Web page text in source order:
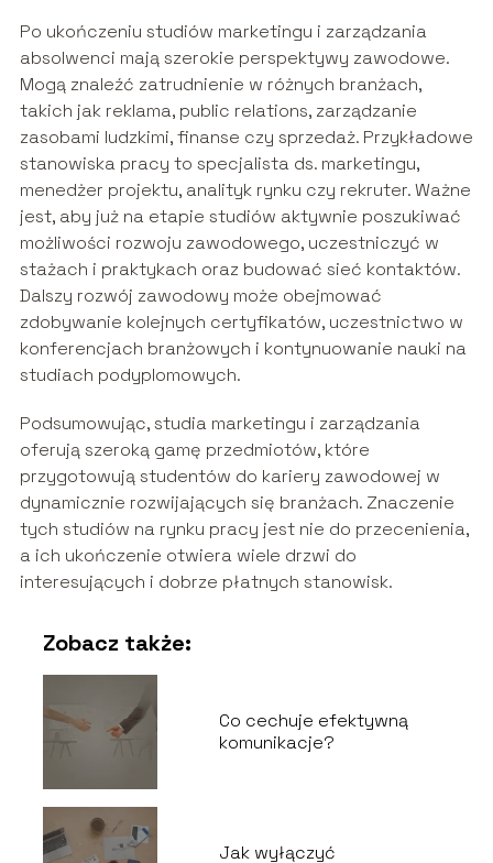
Po ukończeniu studiów marketingu i zarządzania
absolwenci mają szerokie perspektywy zawodowe.
Mogą znaleźć zatrudnienie w różnych branżach,
takich jak reklama, public relations, zarządzanie
zasobami ludzkimi, finanse czy sprzedaż. Przykładowe
stanowiska pracy to specjalista ds. marketingu,
menedżer projektu, analityk rynku czy rekruter. Ważne
jest, aby już na etapie studiów aktywnie poszukiwać
możliwości rozwoju zawodowego, uczestniczyć w
stażach i praktykach oraz budować sieć kontaktów.
Dalszy rozwój zawodowy może obejmować
zdobywanie kolejnych certyfikatów, uczestnictwo w
konferencjach branżowych i kontynuowanie nauki na
studiach podyplomowych.
Podsumowując, studia marketingu i zarządzania
oferują szeroką gamę przedmiotów, które
przygotowują studentów do kariery zawodowej w
dynamicznie rozwijających się branżach. Znaczenie
tych studiów na rynku pracy jest nie do przecenienia,
a ich ukończenie otwiera wiele drzwi do
interesujących i dobrze płatnych stanowisk.
Zobacz także:
Co cechuje efektywną
komunikacje?
Jak wyłączyć